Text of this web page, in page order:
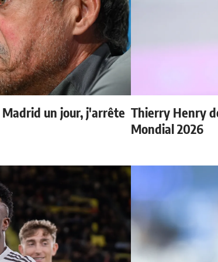
un jour, j'arrête Thierry Henry
Mondial 2026